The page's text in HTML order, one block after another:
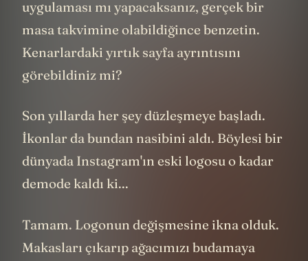
uygulaması mı yapacaksanız, gerçek bir
masa takvimine olabildiğince benzetin.
Kenarlardaki yırtık sayfa ayrıntısını
görebildiniz mi?
Son yıllarda her şey düzleşmeye başladı.
İkonlar da bundan nasibini aldı. Böylesi bir
dünyada Instagram'ın eski logosu o kadar
demode kaldı ki...
Tamam. Logonun değişmesine ikna olduk.
Makasları çıkarıp ağacımızı budamaya